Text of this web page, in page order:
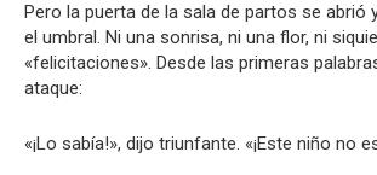
Pero la puerta de la sala de partos se abrió
el umbral. Ni una sonrisa, ni una flor, ni
«felicitaciones». Desde las primeras
ataque:
«¡Lo sabía!», dijo triunfante. «¡Este niño no